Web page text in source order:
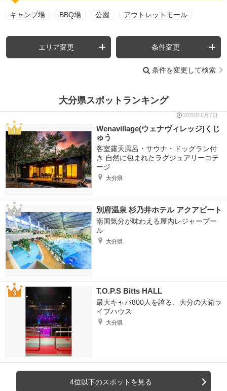
キャンプ場 BBQ場 公園 アウトレットモール
エリア変更 条件変更
条件を変更して検索
大分県スポットランキング
2026年8月7日
Wenavillage(ウェナヴィレッジ)くじ
ゅう
客室露天風呂・サウナ・ドッグラン付
き 自然に包まれたラグジュアリーコテ
ージ
大分県
別府温泉 杉乃井ホテル アクアビート
南国気分が味わえる屋内レジャープー
ル
大分県
T.O.P.S Bitts HALL
最大キャパ800人を誇る、大分の大箱ラ
イブハウス
大分県
4位以下のスポットを見る